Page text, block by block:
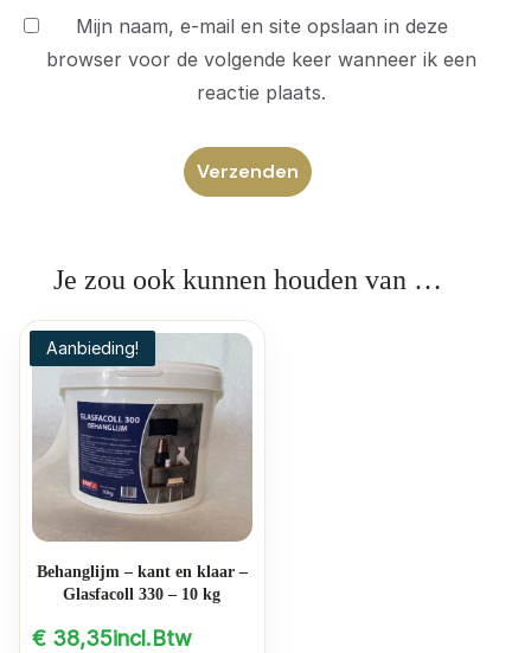
Mijn naam, e-mail en site opslaan in deze
browser voor de volgende keer wanneer ik een
reactie plaats.
Je zou ook kunnen houden van …
Aanbieding!
Behanglijm – kant en klaar –
Glasfacoll 330 – 10 kg
€ 38,35incl.Btw